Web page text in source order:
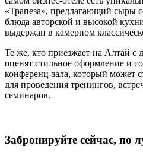
«Трапеза», предлагающий сыры
блюда авторской и высокой
выдержан в камерном
Те же, кто приезжает на Алтай с
оценят стильное оформление и
конференц-зала, который может
для проведения тренингов,
семинаров.
Забронируйте сейчас, по